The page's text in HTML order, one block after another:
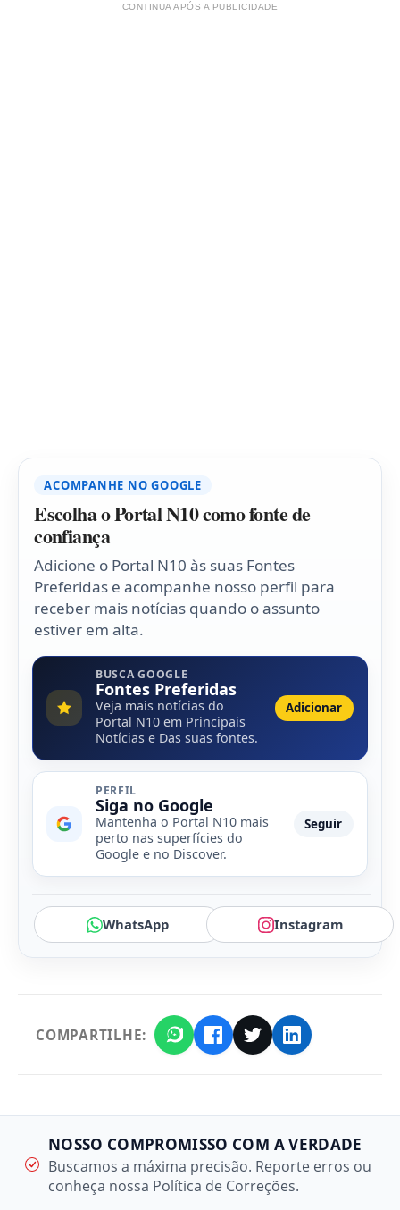
CONTINUA APÓS A PUBLICIDADE
ACOMPANHE NO GOOGLE
Escolha o Portal N10 como fonte de
confiança
Adicione o Portal N10 às suas Fontes
Preferidas e acompanhe nosso perfil para
receber mais notícias quando o assunto
estiver em alta.
BUSCA GOOGLE
Fontes Preferidas
Veja mais notícias do
Portal N10 em Principais
Notícias e Das suas fontes.
Adicionar
PERFIL
Siga no Google
Mantenha o Portal N10 mais
perto nas superfícies do
Google e no Discover.
Seguir
WhatsApp Instagram
COMPARTILHE:
NOSSO COMPROMISSO COM A VERDADE
Buscamos a máxima precisão. Reporte erros ou
conheça nossa Política de Correções.